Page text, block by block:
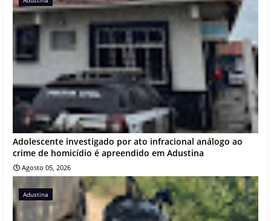
Adolescente investigado por ato infracional análogo ao
crime de homicídio é apreendido em Adustina
Agosto 05, 2026
Adustina